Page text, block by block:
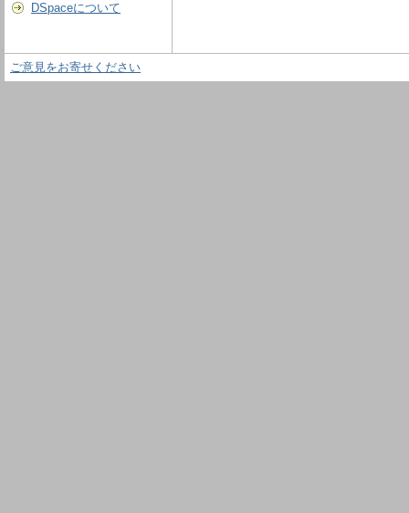
DSpaceについて
ご意見をお寄せください